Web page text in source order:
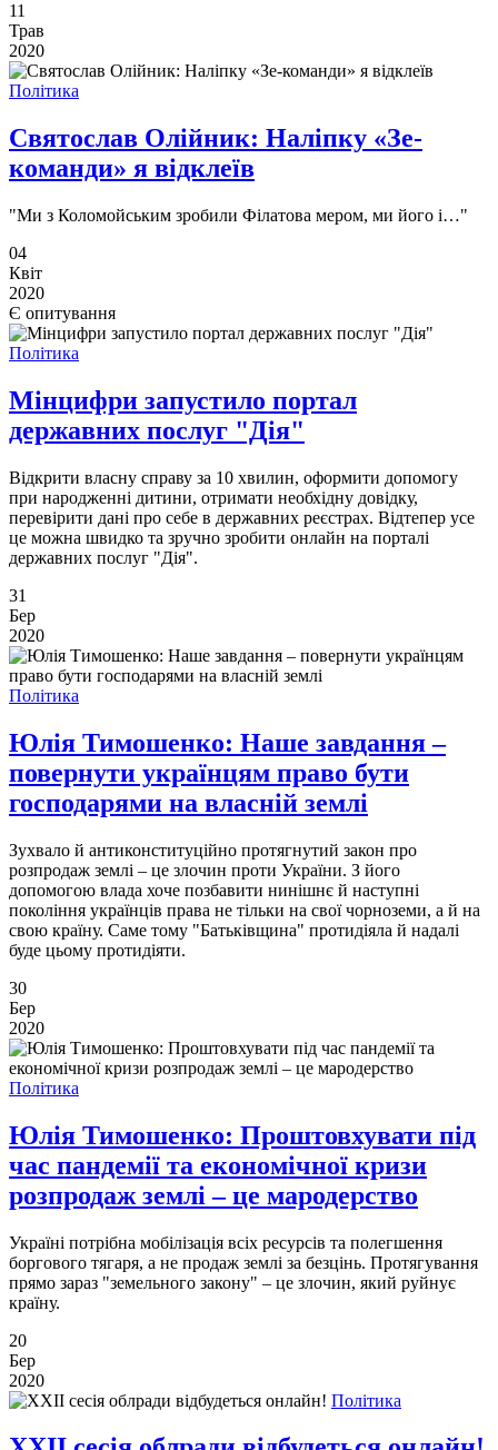
11
Трав
2020
Політика
Святослав Олійник: Наліпку «Зе-
команди» я відклеїв
"Ми з Коломойським зробили Філатова мером, ми його і…"
04
Квіт
2020
Є опитування
Політика
Мінцифри запустило портал
державних послуг "Дія"
Відкрити власну справу за 10 хвилин, оформити допомогу
при народженні дитини, отримати необхідну довідку,
перевірити дані про себе в державних реєстрах. Відтепер усе
це можна швидко та зручно зробити онлайн на порталі
державних послуг "Дія".
31
Бер
2020
Політика
Юлія Тимошенко: Наше завдання –
повернути українцям право бути
господарями на власній землі
Зухвало й антиконституційно протягнутий закон про
розпродаж землі – це злочин проти України. З його
допомогою влада хоче позбавити нинішнє й наступні
покоління українців права не тільки на свої чорноземи, а й на
свою країну. Саме тому "Батьківщина" протидіяла й надалі
буде цьому протидіяти.
30
Бер
2020
Політика
Юлія Тимошенко: Проштовхувати під
час пандемії та економічної кризи
розпродаж землі – це мародерство
Україні потрібна мобілізація всіх ресурсів та полегшення
боргового тягаря, а не продаж землі за безцінь. Протягування
прямо зараз "земельного закону" – це злочин, який руйнує
країну.
20
Бер
2020
Політика